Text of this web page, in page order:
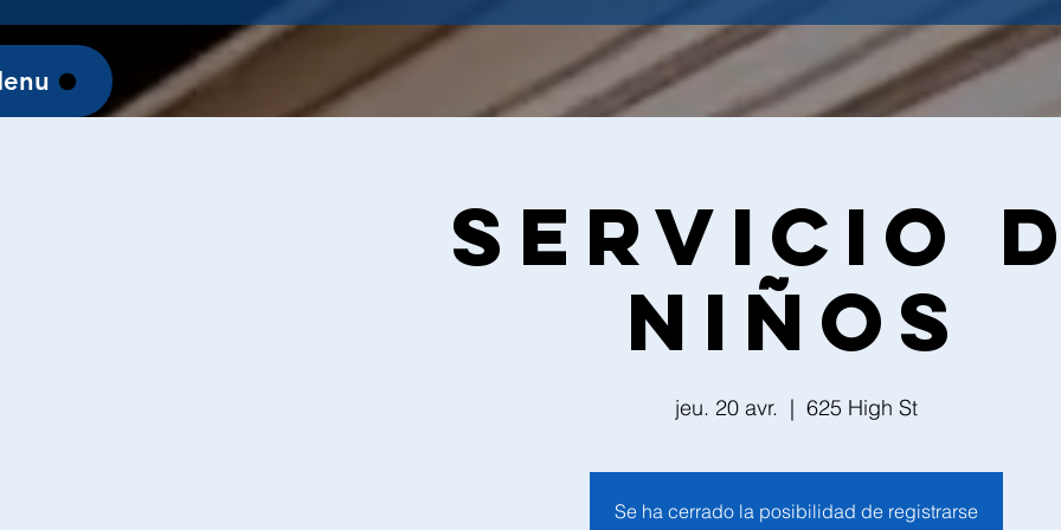
Servicio
Niños
jeu. 20 avr.
  |
625 High St
Se ha cerrado la posibilidad de registrarse